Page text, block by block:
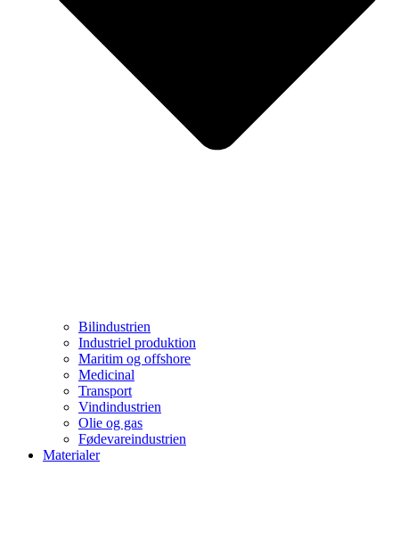
Bilindustrien
Industriel produktion
Maritim og offshore
Medicinal
Transport
Vindindustrien
Olie og gas
Fødevareindustrien
Materialer